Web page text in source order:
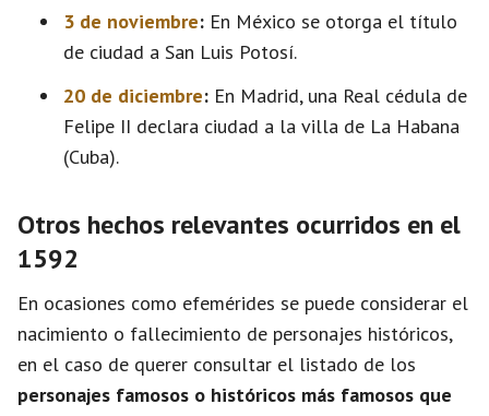
3 de noviembre: En México se otorga el título
de ciudad a San Luis Potosí.
20 de diciembre: En Madrid, una Real cédula de
Felipe II declara ciudad a la villa de La Habana
(Cuba).
Otros hechos relevantes ocurridos en el
1592
En ocasiones como efemérides se puede considerar el
nacimiento o fallecimiento de personajes históricos,
en el caso de querer consultar el listado de los
personajes famosos o históricos más famosos que